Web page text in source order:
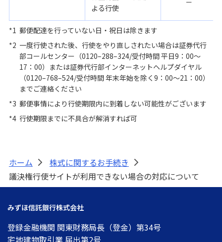
よる行使
－
*1 郵便配達を行っていない日・祝日は除きます
*2 一度行使された後、行使をやり直しされたい場合は証券代行
部コールセンター（0120–288–324/受付時間 平日9：00～
17：00）または証券代行部インターネットヘルプダイヤル
（0120–768–524/受付時間 年末年始を除く9：00～21：00）
までご連絡ください
*3 郵便事情により行使期限内に到着しない可能性がございます
*4 行使期限までに不具合が解消すれば可
ホーム > 株式に関するお手続き
>
議決権行使サイトが利用できない場合の対応について
みずほ信託銀行株式会社
登録金融機関 関東財務局長（登金）第34号
宅地建物取引業 届出第2号